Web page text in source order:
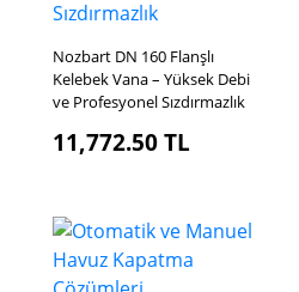
Nozbart DN 160 Flanşlı
Kelebek Vana – Yüksek Debi
ve Profesyonel Sızdırmazlık
11,772.50TL